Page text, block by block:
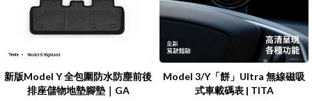
新版Model Y 全包圍防水防塵前後
排座儲物地墊腳墊｜GA
Model 3/Y「餅」Ultra 無線磁吸
式車載碼表 | TITA